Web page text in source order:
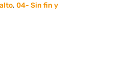
, 04- Sin fin y